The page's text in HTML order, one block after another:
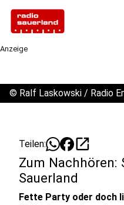
Anzeige
© Ralf Laskowski / Radio
Teilen: open_in_new
Zum Nachhören:
Sauerland
Fette Party oder doch